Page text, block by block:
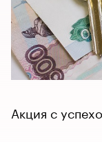
Акция с